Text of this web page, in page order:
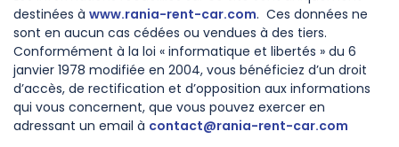
destinées à www.rania-rent-car.com. Ces données ne
sont en aucun cas cédées ou vendues à des tiers.
Conformément à la loi « informatique et libertés » du 6
janvier 1978 modifiée en 2004, vous bénéficiez d’un droit
d’accès, de rectification et d’opposition aux informations
qui vous concernent, que vous pouvez exercer en
adressant un email à contact@rania-rent-car.com